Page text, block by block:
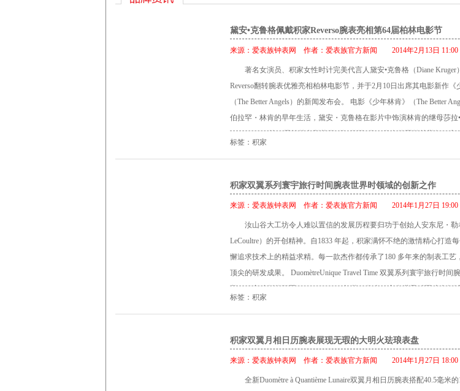
黛安•克鲁格佩戴积家Reverso腕表亮相第64届柏林电影节
来源： 爱表族钟表网 作者： 爱表族官方新闻 2014年2月13日 11:00
著名女演员、积家女性时计完美代言人黛安•克鲁格（Diane Kruger
Reverso翻转腕表优雅亮相柏林电影节，并于2月10日出席其电影新作《
（The Better Angels）的新闻发布会。 电影《少年林肯》（The Better
伯拉罕・林肯的早年生活，黛安・克鲁格在影片中饰演林肯的继母莎拉
Lincoln）。 第64届柏林电影节于2月6日至2月16日在德国柏林举行，之
标签：积家
积家双翼系列寰宇旅行时间腕表世界时领域的创新之作
来源： 爱表族钟表网 作者： 爱表族官方新闻 2014年1月27日 19:00
汝山谷大工坊令人难以置信的发展历程要归功于创始人安东尼・勒
LeCoultre）的开创精神。自1833 年起，积家满怀不绝的激情精心打造
懈追求技术上的精益求精。每一款杰作都传承了180 多年来的制表工艺
顶尖的研发成果。 DuomètreUnique Travel Time 双翼系列寰宇旅行时间
释了积家独创的双翼（Dual-Wing）机芯，代表积家在世界时区腕表领
节第二时区时间。 DuomètreUnique Travel Time 双翼系列寰宇旅行时间
这枚作品中实现完美交融。 此型号机芯的双翼系统（Dual-Wing）分为
标签：积家
积家双翼月相日历腕表展现无瑕的大明火珐琅表盘
来源： 爱表族钟表网 作者： 爱表族官方新闻 2014年1月27日 18:00
全新Duomètre à Quantième Lunaire双翼月相日历腕表搭配40.5毫米